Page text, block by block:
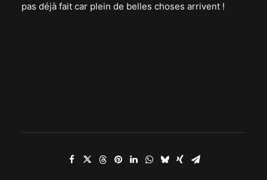
pas déjà fait car plein de belles choses arrivent !